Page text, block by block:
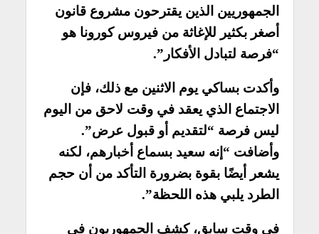
الجمهوريين الذين يقترحون مشروع قانون
أصغر بكثير للإغاثة من فيروس كورونا هو
“فرصة لتبادل الأفكار”.
وأكدت بساكي يوم الاثنين مع ذلك، فإن
الاجتماع الذي يعقد في وقت لاحق من اليوم
ليس فرصة “لتقديم أو قبول عرض”.
وأضافت “إنه سعيد بسماع أخبارهم، لكنه
يشعر أيضًا بقوة بضرورة التأكد من أن حجم
الطرد يلبي هذه اللحظة”.
في وقت سابق، كشف الجمهوريون في